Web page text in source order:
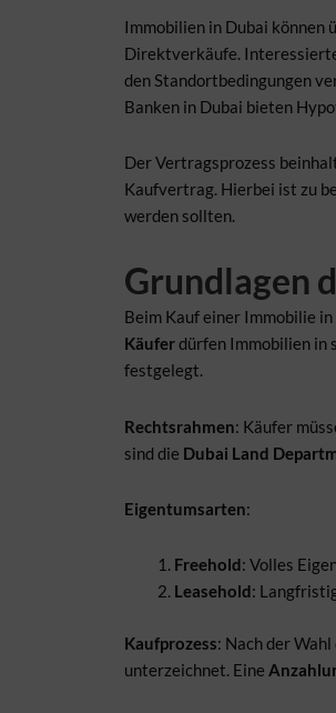
Immobilien in Dubai können
Direktverkäufe.
den Standortbedingungen
Banken in Dubai bieten
Der Vertragsprozess
Kaufvertrag. Hierbei ist zu
werden sollten.
Grundlagen
Beim Kauf einer Immobilie
Käuferdürfen Immobilien in
festgelegt.
Rechtsrahmen: Käufer
sind die Dubai Land
Eigentumsarten:
Freehold: Volles
Leasehold:
Kaufprozess: Nach der
unterzeichnet. Eine